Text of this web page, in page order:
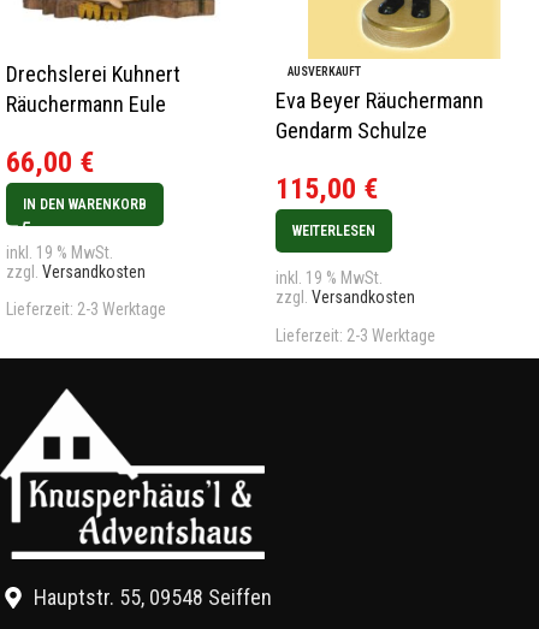
Drechslerei Kuhnert
Räuchermann Eule
66,00 €
IN DEN WARENKORB
inkl. 19 % MwSt.
zzgl. Versandkosten
Lieferzeit: 2-3 Werktage
AUSVERKAUFT
Eva Beyer Räuchermann
Gendarm Schulze
115,00 €
WEITERLESEN
inkl. 19 % MwSt.
zzgl. Versandkosten
Lieferzeit: 2-3 Werktage
Hauptstr. 55, 09548 Seiffen